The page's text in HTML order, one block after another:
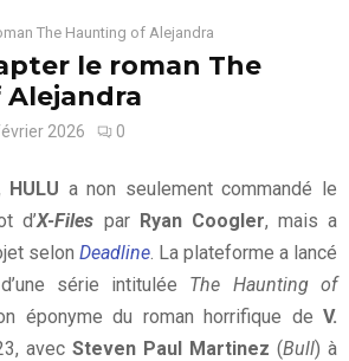
The Haunting of Alejandra
le roman The
2026 0
HULU a non seulement commandé le
d’X-Files par Ryan Coogler, mais a
selon Deadline . La plateforme a lancé
série intitulée The Haunting of
éponyme du roman horrifique de V.
avec Steven Paul Martinez (Bull) à